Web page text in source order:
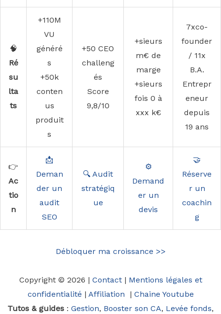
🧠
Ré
su
lta
ts
+110M
VU
généré
s
+50k
conten
us
produit
s
+50 CEO
challeng
és
Score
9,8/10
+sieurs
m€ de
marge
+sieurs
fois 0 à
xxx k€
7xco-
founder
/ 11x
B.A.
Entrepr
eneur
depuis
19 ans
👉
Ac
tio
n
📩
Deman
der un
audit
SEO
🔍 Audit
stratégiq
ue
⚙️
Demand
er un
devis
🤝
Réserve
r un
coachin
g
Débloquer ma croissance >>
Copyright © 2026 | Contact| Mentions légales et
confidentialité | Affiliation | Chaine Youtube
Tutos & guides : Gestion, Booster son CA, Levée fonds,